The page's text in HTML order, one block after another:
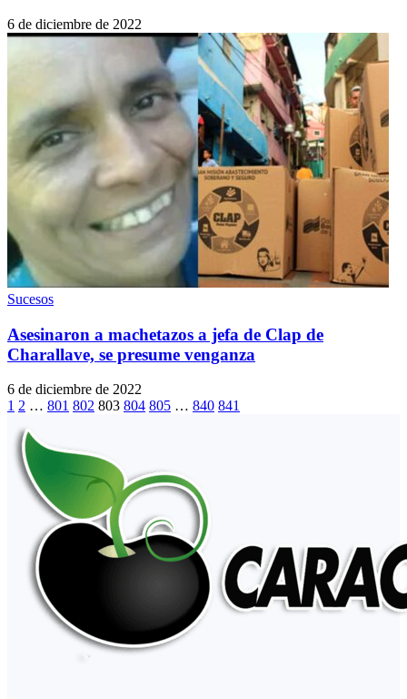
6 de diciembre de 2022
Sucesos
Asesinaron a machetazos a jefa de Clap de
Charallave, se presume venganza
6 de diciembre de 2022
1 2 … 801 802 803 804 805 … 840 841